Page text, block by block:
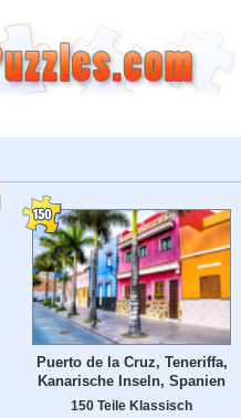
Puerto de la Cruz, Teneriffa,
Kanarische Inseln, Spanien
150 Teile Klassisch